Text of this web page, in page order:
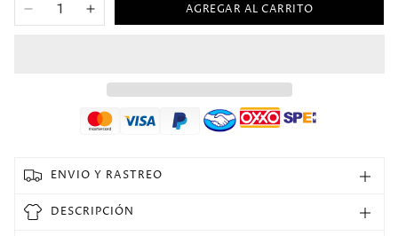
Reducir
Especial
Manga
corta
Versión
Aumentar
LA
Galaxy
Manga
corta
AGREGAR AL CARRITO
ENVIO Y RASTREO
DESCRIPCIÓN